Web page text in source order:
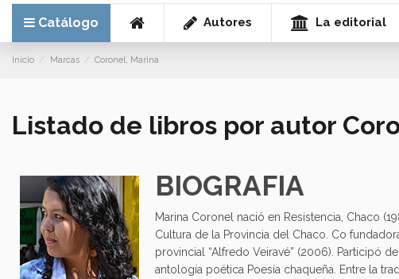
Catálogo Autores La editorial
Inicio Marcas Coronel, Marina
Listado de libros por autor
BIOGRAFIA
Marina Coronel nació en Resistencia, Chaco
Cultura de la Provincia del Chaco. Co
provincial “Alfredo Veiravé” (2006). Participó
antología poética Poesía chaqueña. Entre la